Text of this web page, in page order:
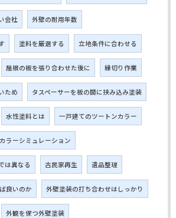
会社 外壁の耐用年数
塗料を厳選する 立地条件に合わせる
屋根の板を張り合わせた後に 縁切り作業
ため タスペーサーを板の間に挟み込み塗装
水性塗料とは 一戸建てのツートンカラー
カラーシミュレーション
は異なる 古民家再生 遺品整理
良いのか 外壁塗装の打ち合わせはしっかり
外観を保つ外壁塗装